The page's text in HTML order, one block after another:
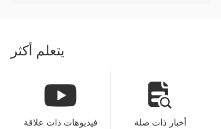
يتعلم أكثر
فيديوهات ذات علاقة أخبار ذات صلة